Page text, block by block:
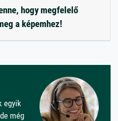
hogy megfelelő
a képemhez!
egyik
még